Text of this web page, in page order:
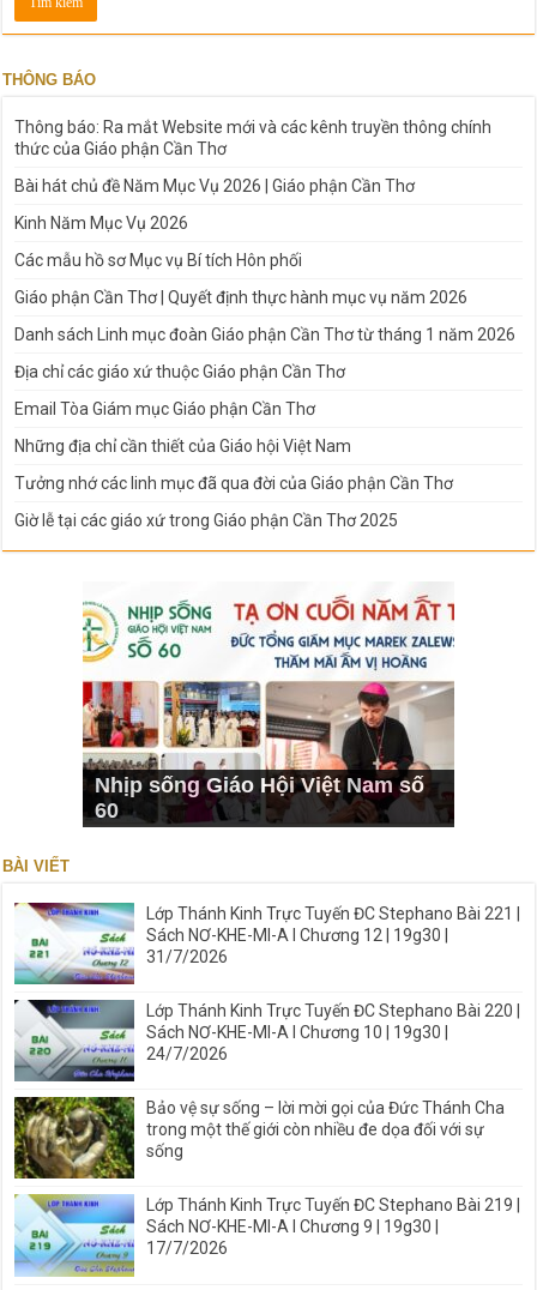
THÔNG BÁO
Thông báo: Ra mắt Website mới và các kênh truyền thông chính
thức của Giáo phận Cần Thơ
Bài hát chủ đề Năm Mục Vụ 2026 | Giáo phận Cần Thơ
Kinh Năm Mục Vụ 2026
Các mẫu hồ sơ Mục vụ Bí tích Hôn phối
Giáo phận Cần Thơ | Quyết định thực hành mục vụ năm 2026
Danh sách Linh mục đoàn Giáo phận Cần Thơ từ tháng 1 năm 2026
Địa chỉ các giáo xứ thuộc Giáo phận Cần Thơ
Email Tòa Giám mục Giáo phận Cần Thơ
Những địa chỉ cần thiết của Giáo hội Việt Nam
Tưởng nhớ các linh mục đã qua đời của Giáo phận Cần Thơ
Giờ lễ tại các giáo xứ trong Giáo phận Cần Thơ 2025
Nhịp sống Giáo Hội Việt Nam số
60
BÀI VIẾT
Lớp Thánh Kinh Trực Tuyến ĐC Stephano Bài 221 |
Sách NƠ-KHE-MI-A I Chương 12 | 19g30 |
31/7/2026
Lớp Thánh Kinh Trực Tuyến ĐC Stephano Bài 220 |
Sách NƠ-KHE-MI-A I Chương 10 | 19g30 |
24/7/2026
Bảo vệ sự sống – lời mời gọi của Đức Thánh Cha
trong một thế giới còn nhiều đe dọa đối với sự
sống
Lớp Thánh Kinh Trực Tuyến ĐC Stephano Bài 219 |
Sách NƠ-KHE-MI-A I Chương 9 | 19g30 |
17/7/2026